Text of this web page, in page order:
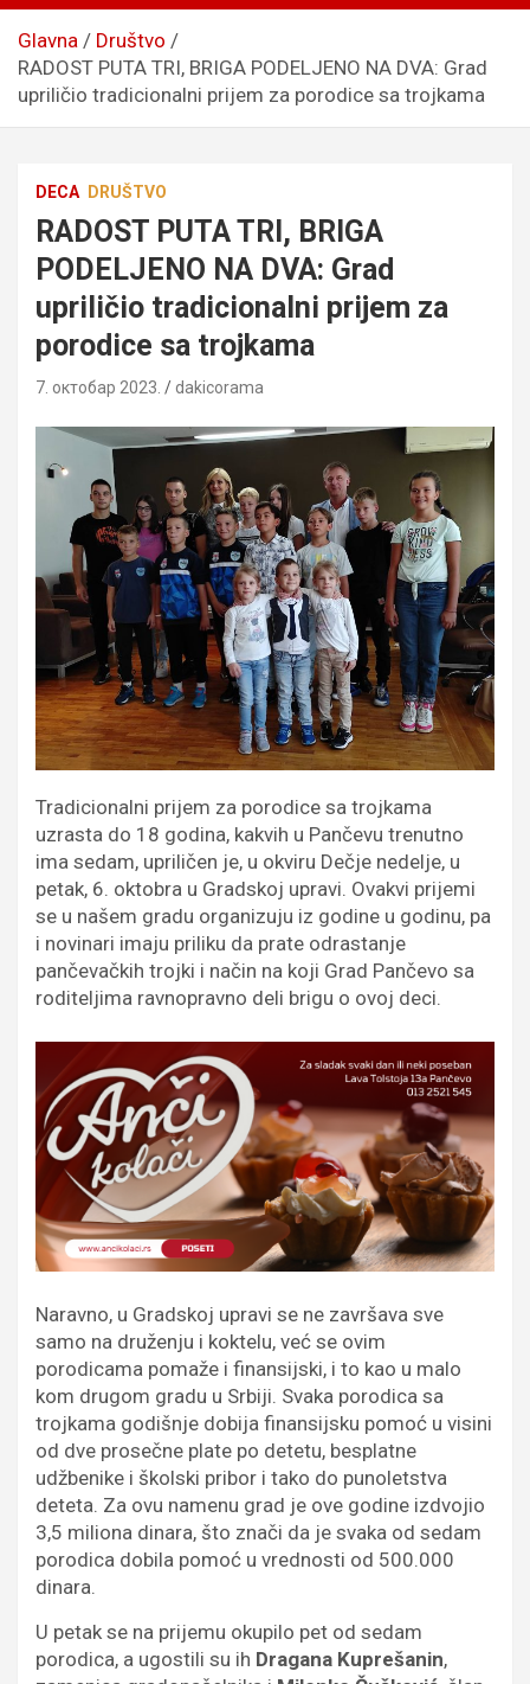
Glavna
Društvo
RADOST PUTA TRI, BRIGA PODELJENO NA DVA: Grad
upriličio tradicionalni prijem za porodice sa trojkama
DECA DRUŠTVO
RADOST PUTA TRI, BRIGA
PODELJENO NA DVA: Grad
upriličio tradicionalni prijem za
porodice sa trojkama
7. октобар 2023. dakicorama
Tradicionalni prijem za porodice sa trojkama
uzrasta do 18 godina, kakvih u Pančevu trenutno
ima sedam, upriličen je, u okviru Dečje nedelje, u
petak, 6. oktobra u Gradskoj upravi. Ovakvi prijemi
se u našem gradu organizuju iz godine u godinu, pa
i novinari imaju priliku da prate odrastanje
pančevačkih trojki i način na koji Grad Pančevo sa
roditeljima ravnopravno deli brigu o ovoj deci.
Naravno, u Gradskoj upravi se ne završava sve
samo na druženju i koktelu, već se ovim
porodicama pomaže i finansijski, i to kao u malo
kom drugom gradu u Srbiji. Svaka porodica sa
trojkama godišnje dobija finansijsku pomoć u visini
od dve prosečne plate po detetu, besplatne
udžbenike i školski pribor i tako do punoletstva
deteta. Za ovu namenu grad je ove godine izdvojio
3,5 miliona dinara, što znači da je svaka od sedam
porodica dobila pomoć u vrednosti od 500.000
dinara.
U petak se na prijemu okupilo pet od sedam
porodica, a ugostili su ih Dragana Kuprešanin,